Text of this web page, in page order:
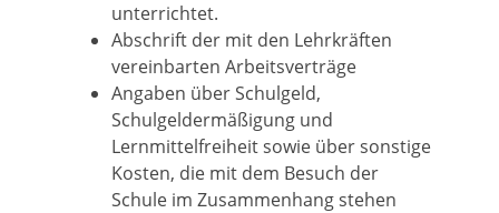
unterrichtet.
Abschrift der mit den Lehrkräften
vereinbarten Arbeitsverträge
Angaben über Schulgeld,
Schulgeldermäßigung und
Lernmittelfreiheit sowie über sonstige
Kosten, die mit dem Besuch der
Schule im Zusammenhang stehen